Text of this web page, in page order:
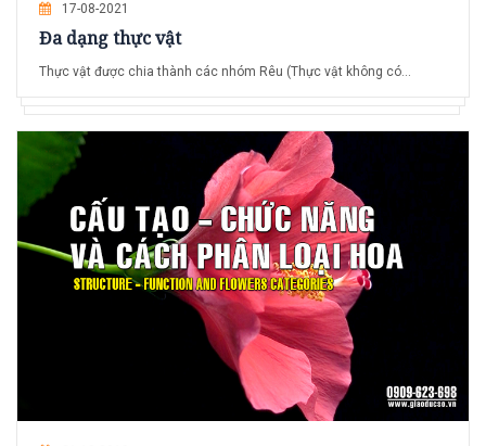
17-08-2021
Đa dạng thực vật
Thực vật được chia thành các nhóm Rêu (Thực vật không có...